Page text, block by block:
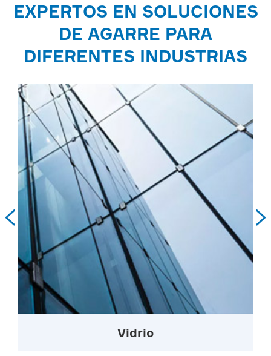
EXPERTOS EN SOLUCIONES
DE AGARRE PARA
DIFERENTES INDUSTRIAS
Vidrio
 